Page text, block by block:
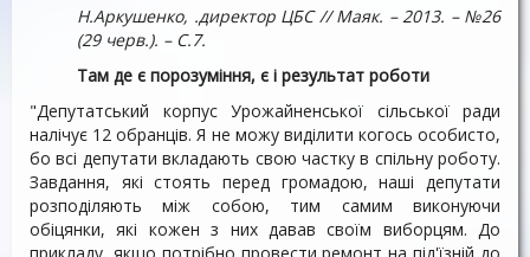
Н.Аркушенко, .директор ЦБС // Маяк. – 2013. – №26
(29 черв.). – С.7.
Там де є порозуміння, є і результат роботи
"Депутатський корпус Урожайненської сільської ради
налічує 12 обранців. Я не можу виділити когось особисто,
бо всі депутати вкладають свою частку в спільну роботу.
Завдання, які стоять перед громадою, наші депутати
розподіляють між собою, тим самим виконуючи
обіцянки, які кожен з них давав своїм виборцям. До